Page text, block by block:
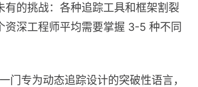
的挑战：各种追踪工具和框架割裂
深工程师平均需要掌握 3-5 种不同
门专为动态追踪设计的突破性语言，